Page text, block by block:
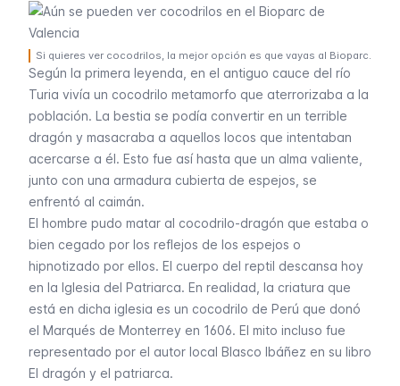
Si quieres ver cocodrilos, la mejor opción es que vayas al Bioparc.
Según la primera leyenda, en el antiguo cauce del río
Turia vivía un cocodrilo metamorfo que aterrorizaba a la
población. La bestia se podía convertir en un terrible
dragón y masacraba a aquellos locos que intentaban
acercarse a él. Esto fue así hasta que un alma valiente,
junto con una armadura cubierta de espejos, se
enfrentó al caimán.
El hombre pudo matar al cocodrilo-dragón que estaba o
bien cegado por los reflejos de los espejos o
hipnotizado por ellos. El cuerpo del reptil descansa hoy
en la Iglesia del Patriarca. En realidad, la criatura que
está en dicha iglesia es un cocodrilo de Perú que donó
el Marqués de Monterrey en 1606. El mito incluso fue
representado por el autor local Blasco Ibáñez en su libro
El dragón y el patriarca.